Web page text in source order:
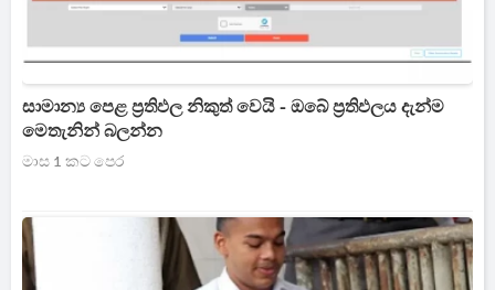
සාමාන්‍ය පෙළ ප්‍රතිඵල නිකුත් වෙයි - ඔබේ ප්‍රතිඵලය දැන්ම
මෙතැනින් බලන්න
මාස 1 කට පෙර